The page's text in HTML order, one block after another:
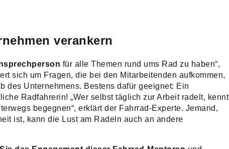
verankern
für alle Themen rund ums Rad zu haben“,
sich um Fragen, die bei den Mitarbeitenden aufkommen,
des Unternehmens. Bestens dafür geeignet: Ein
Radfahrerin! „Wer selbst täglich zur Arbeit radelt, kennt
begegnen“, erklärt der Fahrrad-Experte. Jemand,
ist, kann die Lust am Radeln auch an andere